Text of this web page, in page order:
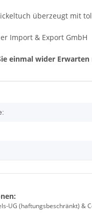
überzeugt mit
Import & Export GmbH
einmal wider
UG (haftungsbeschränkt) &